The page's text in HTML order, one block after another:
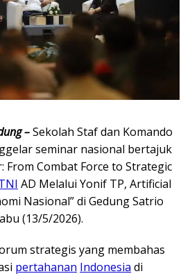
–Sekolah Staf dan Komando
seminar nasional bertajuk
Combat Force to Strategic
AD Melalui Yonif TP, Artificial
Nasional” di Gedung Satrio
(13/5/2026).
strategis yang membahas
pertahanan Indonesia di